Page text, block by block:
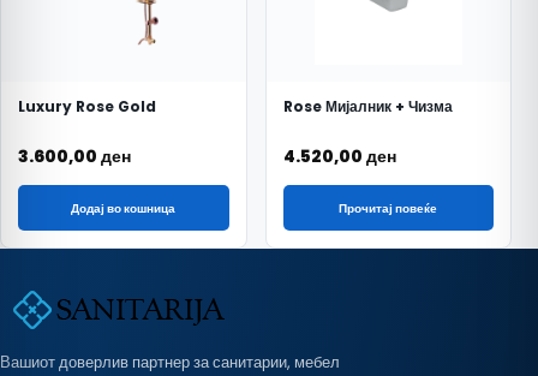
Luxury Rose Gold
3.600,00 ден
Додај во кошница
Rose Мијалник + Чизма
4.520,00 ден
Прочитај повеќе
Вашиот доверлив партнер за санитарии, мебел